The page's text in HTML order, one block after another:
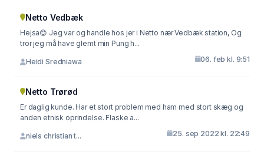
Netto Vedbæk
Hejsa😊 Jeg var og handle hos jer i Netto nær Vedbæk station, Og
tror jeg må have glemt min Pung h...
Heidi Sredniawa 06. feb kl. 9:51
Netto Trørød
Er daglig kunde. Har et stort problem med ham med stort skæg og
anden etnisk oprindelse. Flaske a...
niels christian t... 25. sep 2022 kl. 22:49